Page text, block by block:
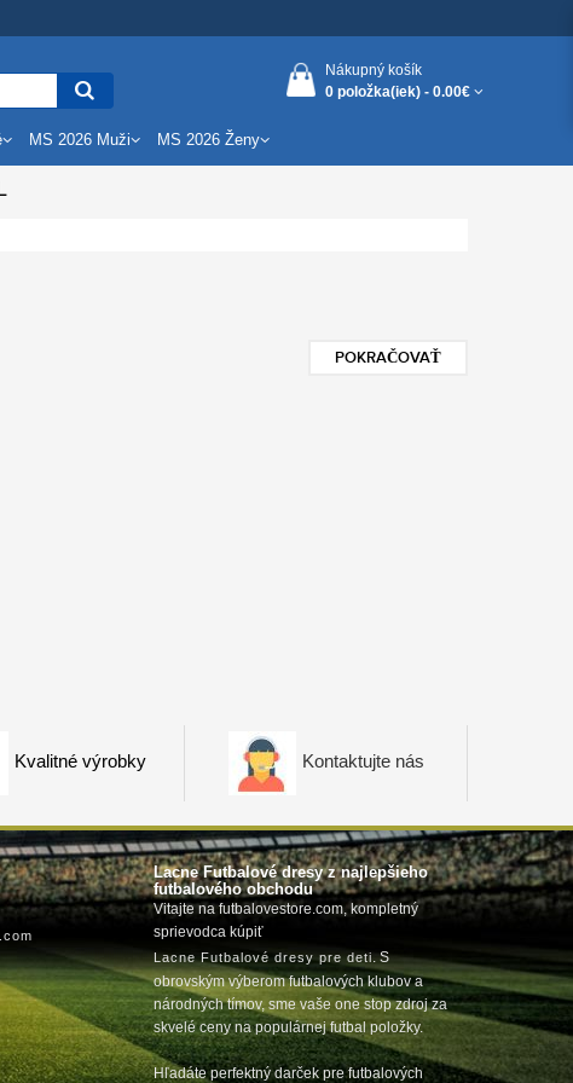
Nákupný košík
0 položka(iek) - 0.00€
MS 2026 Muži MS 2026 Ženy
POKRAČOVAŤ
Kvalitné výrobky Kontaktujte nás
Lacne Futbalové dresy z najlepšieho
futbalového obchodu
Vitajte na futbalovestore.com, kompletný
sprievodca kúpiť
Lacne Futbalové dresy pre deti. S
obrovským výberom futbalových klubov a
národných tímov, sme vaše one stop zdroj za
skvelé ceny na populárnej futbal položky.
Hľadáte perfektný darček pre futbalových